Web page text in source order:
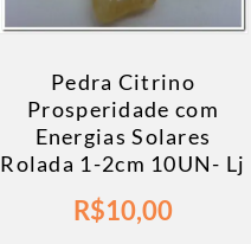
Pedra Citrino
Prosperidade com
Energias Solares
Rolada 1-2cm 10UN- Lj
R$10,00